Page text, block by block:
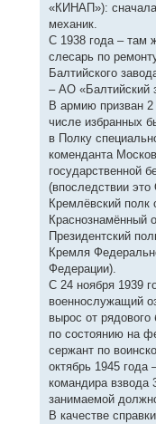
«КИНАП»):
механик.
С 1938 года – там
слесарь по
Балтийского
– АО «Балтийский
В армию призван 2
числе избранных
в Полку
коменданта
государственной
(впоследствии
Кремлёвский полк
Краснознамённый
Президентский
Кремля
Федерации).
С 24 ноября 1939
военнослужащий
вырос от
по состоянию на
сержант по
октябрь 1945
командира взвода
занимаемой
В качестве